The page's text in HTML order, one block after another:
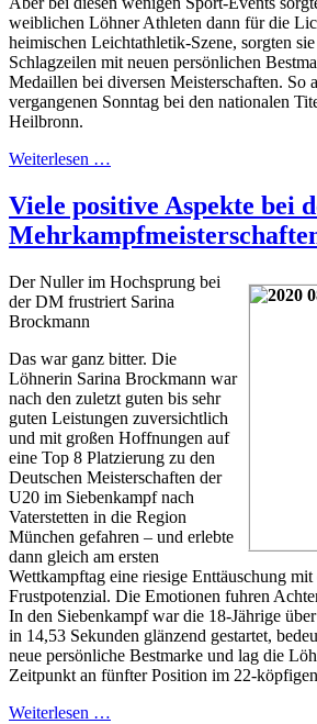
weiblichen Löhner Athleten dann für die
heimischen Leichtathletik-Szene, sorgten
Schlagzeilen mit neuen persönlichen
Medaillen bei diversen Meisterschaften. So
vergangenen Sonntag bei den nationalen
Heilbronn.
Weiterlesen …
Viele positive Aspekte bei
Der Nuller im Hochsprung bei
der DM frustriert Sarina
Brockmann
Das war ganz bitter. Die
Löhnerin Sarina Brockmann war
nach den zuletzt guten bis sehr
guten Leistungen zuversichtlich
und mit großen Hoffnungen auf
eine Top 8 Platzierung zu den
Deutschen Meisterschaften der
U20 im Siebenkampf nach
Vaterstetten in die Region
München gefahren – und erlebte
dann gleich am ersten
Wettkampftag eine riesige Enttäuschung
Frustpotenzial. Die Emotionen fuhren
In den Siebenkampf war die 18-Jährige
in 14,53 Sekunden glänzend gestartet,
neue persönliche Bestmarke und lag die
Zeitpunkt an fünfter Position im 22-
Weiterlesen …